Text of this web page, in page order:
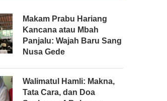
Makam Prabu Hariang
Kancana atau Mbah
Panjalu: Wajah Baru Sang
Nusa Gede
Walimatul Hamli: Makna,
Tata Cara, dan Doa